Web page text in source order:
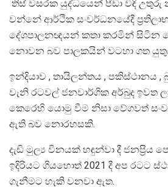
තිස් වසරක යුද්ධයෙන් පීඩා විඳි උතුරු
වන්නේ ආර්ථික සංවර්ධනයේදී
දේශපාලනඥයන් කතා කරමින් සිටින
නොවන බව පාලකයින් වටහා ගත
ඉන්දියාව , තායිලන්තය , පකිස්ථානය
වැනි රටවල් ජනවාර්ගික අර්බුද ඉවත
කෙරෙහි යොමු වීම නිසා වේගවත්
ඇති බව නොරහසකි.
දැඩි මුල්‍ය විනයක් හඳුන්වා දී
ඉදිරියට ගියහොත් 2021 දී අප රටට
ගැනීමට හැකි වනවා ඇත.